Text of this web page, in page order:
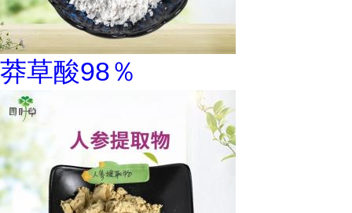
莽草酸98％